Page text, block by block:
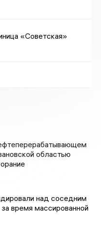
«Советская»
областью
над соседним
время массированной